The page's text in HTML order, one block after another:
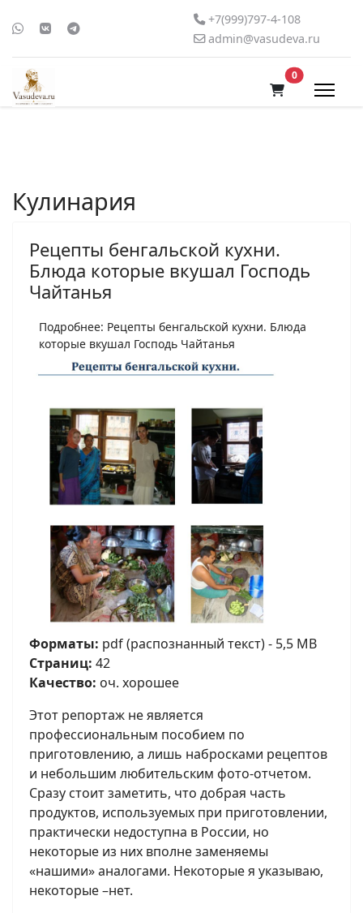
+7(999)797-4-108
admin@vasudeva.ru
0В корзину
Кулинария
Рецепты бенгальской кухни.
Блюда которые вкушал Господь
Чайтанья
Подробнее: Рецепты бенгальской кухни. Блюда
которые вкушал Господь Чайтанья
Форматы: pdf (распознанный текст) - 5,5 MB
Страниц: 42
Качество: оч. хорошее
Этот репортаж не является
профессиональным пособием по
приготовлению, а лишь набросками рецептов
и небольшим любительским фото-отчетом.
Сразу стоит заметить, что добрая часть
продуктов, используемых при приготовлении,
практически недоступна в России, но
некоторые из них вполне заменяемы
«нашими» аналогами. Некоторые я указываю,
некоторые –нет.